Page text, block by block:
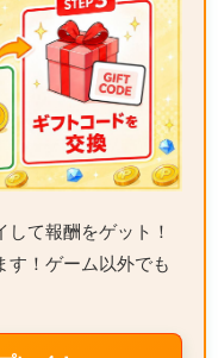
て報酬をゲット！
す！ゲーム以外でも